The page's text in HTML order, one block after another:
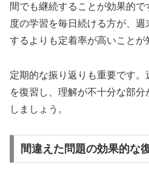
間でも継続することが効果的
度の学習を毎日続ける方が、
するよりも定着率が高いことが
定期的な振り返りも重要です
を復習し、理解が不十分な部
しましょう。
間違えた問題の効果的な